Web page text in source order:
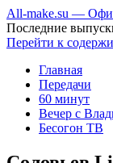
All-make.su —
Последние
Перейти к
Главная
Передачи
60 минут
Вечер с
Бесогон ТВ